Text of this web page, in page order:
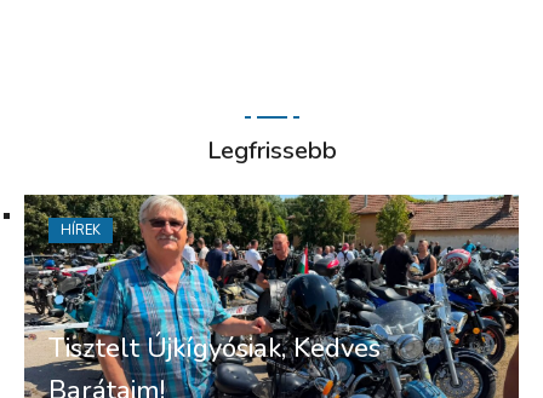
Legfrissebb
Tisztelt Újkígyósiak, Kedves
Barátaim!
HÍREK